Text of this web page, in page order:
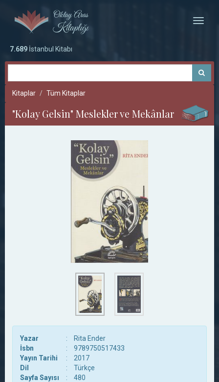
Toggle
7.689 İstanbul Kitabı
Kitaplar Tüm Kitaplar
"Kolay Gelsin" Meslekler ve Mekânlar
Yazar :
Rita Ender
İsbn
:
9789750517433
Yayın Tarihi
:
2017
Dil
:
Türkçe
Sayfa Sayısı
:
480